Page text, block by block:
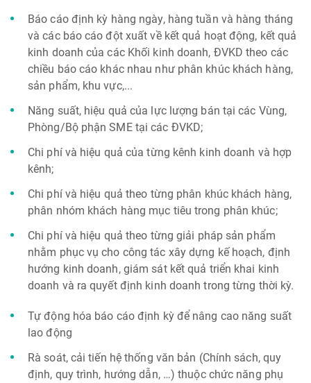
Báo cáo định kỳ hàng ngày, hàng tuần và hàng tháng
và các báo cáo đột xuất về kết quả hoạt động, kết quả
kinh doanh của các Khối kinh doanh, ĐVKD theo các
chiều báo cáo khác nhau như phân khúc khách hàng,
sản phẩm, khu vực,...
Năng suất, hiệu quả của lực lượng bán tại các Vùng,
Phòng/Bộ phận SME tại các ĐVKD;
Chi phí và hiệu quả của từng kênh kinh doanh và hợp
kênh;
Chi phí và hiệu quả theo từng phân khúc khách hàng,
phân nhóm khách hàng mục tiêu trong phân khúc;
Chi phí và hiệu quả theo từng giải pháp sản phẩm
nhằm phục vụ cho công tác xây dựng kế hoạch, định
hướng kinh doanh, giám sát kết quả triển khai kinh
doanh và ra quyết định kinh doanh trong từng thời kỳ.
Tự động hóa báo cáo định kỳ để nâng cao năng suất
lao động
Rà soát, cải tiến hệ thống văn bản (Chính sách, quy
định, quy trình, hướng dẫn, …) thuộc chức năng phụ